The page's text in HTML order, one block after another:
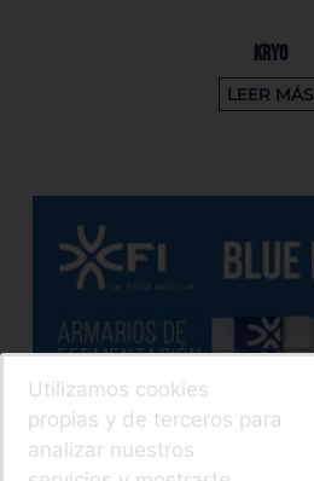
KRYO
LEER MÁS
Utilizamos cookies
propias y de terceros para
analizar nuestros